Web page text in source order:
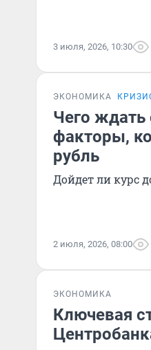
3 июля, 2026, 10:30
ЭКОНОМИКА
Чего ждать
факторы,
рубль
Дойдет ли курс
2 июля, 2026, 08:00
ЭКОНОМИКА
Ключевая